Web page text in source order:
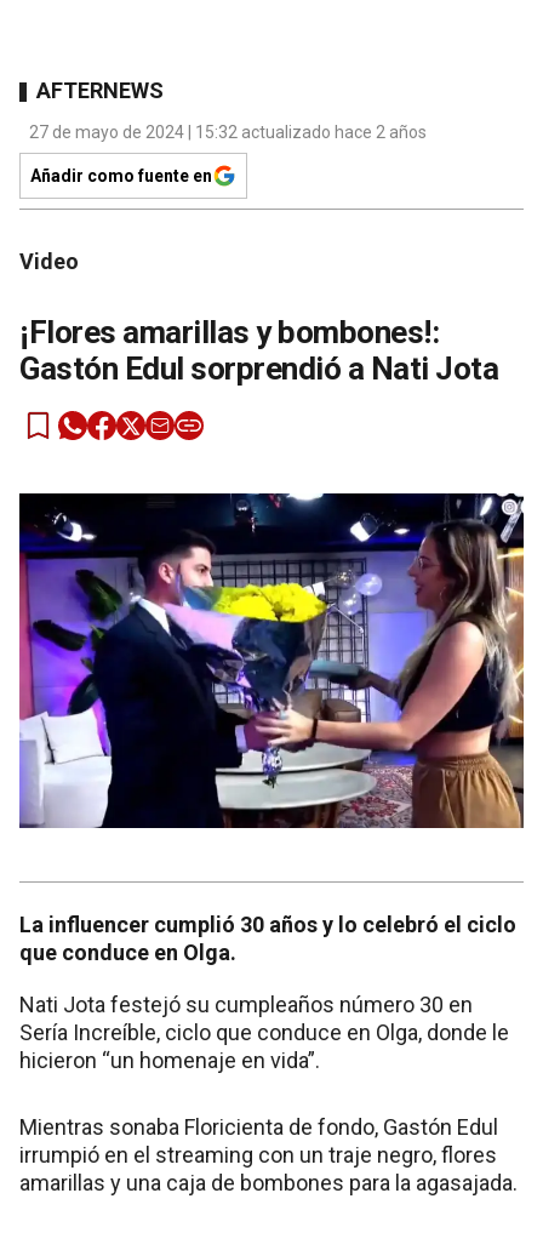
AFTERNEWS
27 de mayo de 2024 | 15:32 actualizado hace 2 años
Añadir como fuente en
Video
¡Flores amarillas y bombones!:
Gastón Edul sorprendió a Nati Jota
La influencer cumplió 30 años y lo celebró el ciclo
que conduce en Olga.
Nati Jota festejó su cumpleaños número 30 en
Sería Increíble, ciclo que conduce en Olga, donde le
hicieron “un homenaje en vida”.
Mientras sonaba Floricienta de fondo, Gastón Edul
irrumpió en el streaming con un traje negro, flores
amarillas y una caja de bombones para la agasajada.